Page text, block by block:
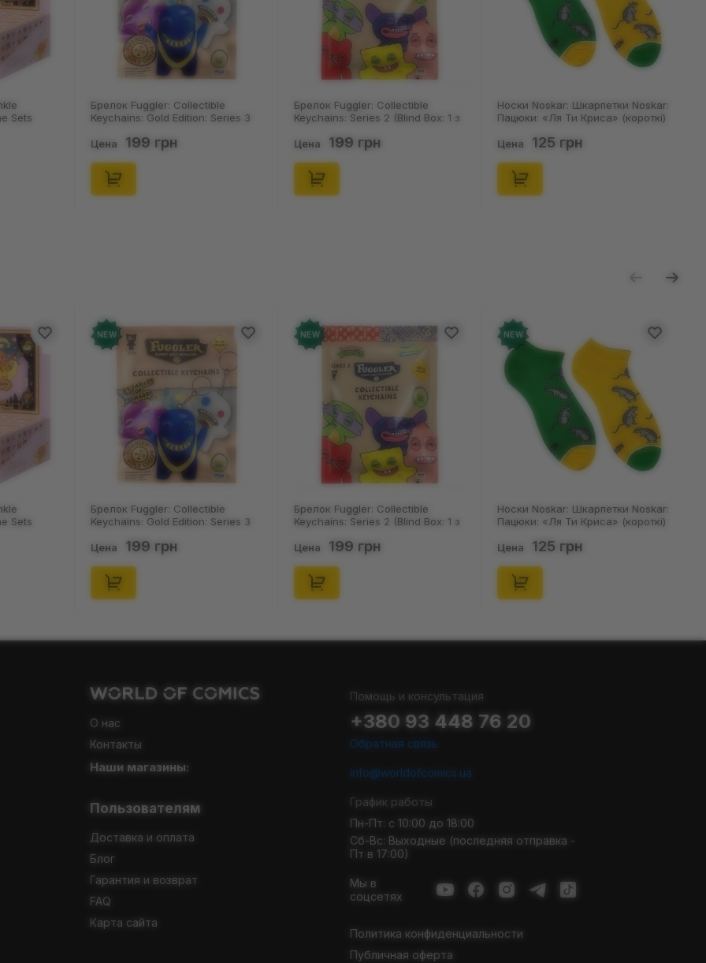
Series 3
Брелок Fuggler: Collectible
Keychains: Series 2 (Blind Box: 1 з
Цена 199 грн
Носки Noskar: Шкарпетки Noskar:
Пацюки: «Ля Ти Криса» (короткі)
Цена 125 грн
Шкарпетки Noskar: Шкарпетки
Noskar: Пацюки: «Ля Ти Криса»
Цена 125 грн
Fuggler: Collectible
Gold Edition: Series 3
Брелок Fuggler: Collectible
Keychains: Series 2 (Blind Box: 1 з
Носки Noskar: Шкарпетки Noskar:
Пацюки: «Ля Ти Криса» (короткі)
Шкарпетки Noskar:
Noskar: Пацюки: «Ля
О нас
Контакты
Наши магазины:
Пользователям
Доставка и оплата
Блог
Гарантия и возврат
FAQ
Карта сайта
Помощь и консультация
+380 93 448 76 20
Обратная связь
info@worldofcomics.ua
График работы
Пн-Пт: с 10:00 до 18:00
Сб-Вс: Выходные (последняя отправка -
Пт в 17:00)
Мы в
соцсетях
Политика конфиденциальности
Публичная оферта